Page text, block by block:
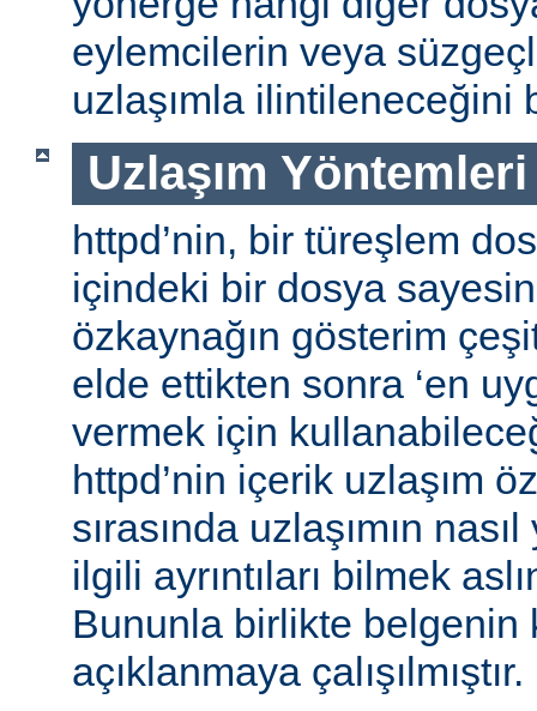
eylemcilerin veya
uzlaşımla ilintileneceğini
Uzlaşım Yöntemleri
httpd’nin, bir türeşlem
içindeki bir dosya
özkaynağın gösterim
elde ettikten sonra ‘en
vermek için
httpd’nin içerik uzlaşım
sırasında uzlaşımın
ilgili ayrıntıları bilmek
Bununla birlikte belgenin
açıklanmaya çalışılmıştır.